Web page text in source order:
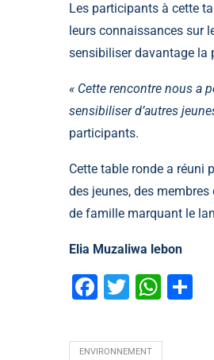
Les participants à cette
leurs connaissances sur
sensibiliser davantage la
« Cette rencontre nous a
sensibiliser d’autres
participants.
Cette table ronde a réuni
des jeunes, des
de famille marquant le
Elia Muzaliwa lebon
Facebook
Twitter
ENVIRONNEMENT